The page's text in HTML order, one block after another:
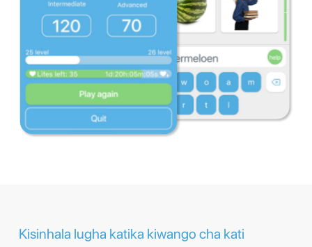
Kisinhala lugha katika kiwango cha kati